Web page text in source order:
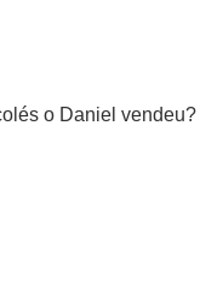
o Daniel vendeu?